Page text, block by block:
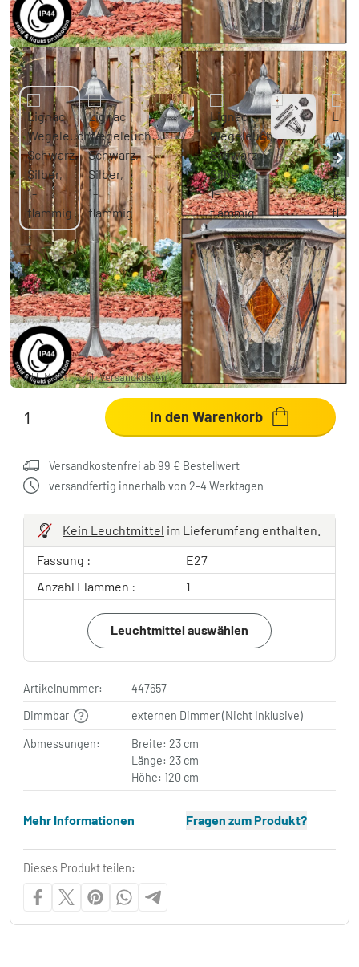
Lignac Wegeleuchte Schwarz, Silber, 1-
flammig
-44% 49,99 €
Sie sparen40,00 € UVP:89,99 €
inkl. MwSt., zzgl.Versandkosten
In den Warenkorb
Versandkostenfrei ab 99 € Bestellwert
versandfertig innerhalb von 2-4 Werktagen
Kein Leuchtmittel im Lieferumfang enthalten.
Fassung :
E27
Anzahl Flammen :
1
Leuchtmittel auswählen
Artikelnummer:
447657
Dimmbar
externen Dimmer (Nicht Inklusive)
Abmessungen:
Breite: 23 cm
Länge: 23 cm
Höhe: 120 cm
Mehr Informationen Fragen zum Produkt?
Dieses Produkt teilen: